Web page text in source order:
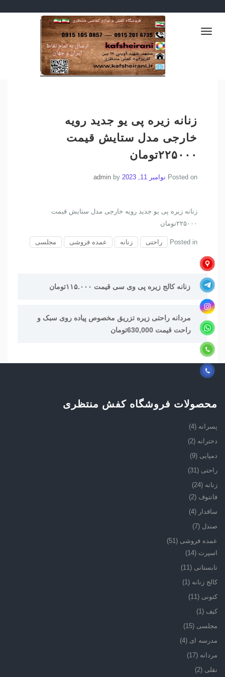
content
Toggle
ارزانکده کفش.دمپایی.اسپرت
راحتی .کفش راحتی.کفش پیاده
روی.دمپایی ارزان.صندل
ارزان.کتونی ارزان.کفش
حراجی.کتونی حراجی
💐👡 فروش عمده کفش و ارسال به سراسر ایران
👢🌷
زنانه زیره پی یو جدید رویه
خارجی مدل ستایش قیمت
۲۲۵۰۰۰تومان
Posted on نوامبر 11, 2023 admin
زنانه زیره پی یو جدید رویه خارجی مدل ستایش قیمت
۲۲۵۰۰۰تومان
Posted in راحتی زنانه عمده فروشی مجلسی
راهبری
نوشته
زنانه کالج زیره پی وی سی قیمت ۱۱۵.۰۰۰تومان
مردانه راحتی زیره تزریق مخصوص پیاده روی سبک و
راحت قیمت 630,000تومان
محصولات فروشگاه کفش منتظری
پسرانه (4)
دخترانه (2)
دمپایی (9)
راحتی (31)
زنانه (24)
فانتوف (2)
ساقدار (4)
صندل (7)
عمده فروشی (51)
اسپرت (14)
تابستانی (11)
کالج زنانه (1)
کتونی (11)
کیف (1)
مجلسی (15)
مدرسه ای (4)
مردانه (17)
نقلی (2)